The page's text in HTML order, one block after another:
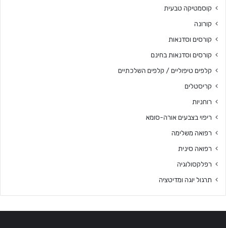
קוסמטיקה טבעית
קורונה
קורסים וסדנאות
קורסים וסדנאות בחינם
קלפים טיפוליים / קלפים השלכתיים
קריסטלים
רוחניות
ריפוי בצבעים אורה-סומא
רפואה משלימה
רפואה סינית
רפלקסולוגיה
תרגול יוגה ומדיטציה